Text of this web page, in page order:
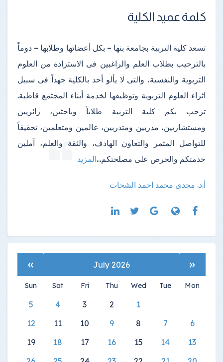
كلمة عميد الكلية
تسعد كلية التربية بجامعة بنها – بكل أعضائها وطلابها – دوماً
بالترحيب بطلاب العلم والراغبين فى الاستزادة من العلوم
التربوية والنفسية، والتى لا يألو أحد بالكلية جهداً فى سبيل
اثراء العلوم التربوية وتوظيفها لخدمة أبناء المجتمع قاطبة.
ترحب بكم كلية التربية طلاباً وباحثين، زائريين
ومستشاريين، مدربين ومتدربين، عالمين ومتعلمين، تحقيقاً
للتواصل المثمر والتعاون الهادف، والثقة والعلم، آملين
خدمتكم والحرص على مصلحتكم...المزيد
أ.د. مجدى محمد احمد الشحات
«
July 2026
»
Mon
Tue
Wed
Thu
Fri
Sat
Sun
1
2
3
4
5
6
7
8
9
10
11
12
13
14
15
16
17
18
19